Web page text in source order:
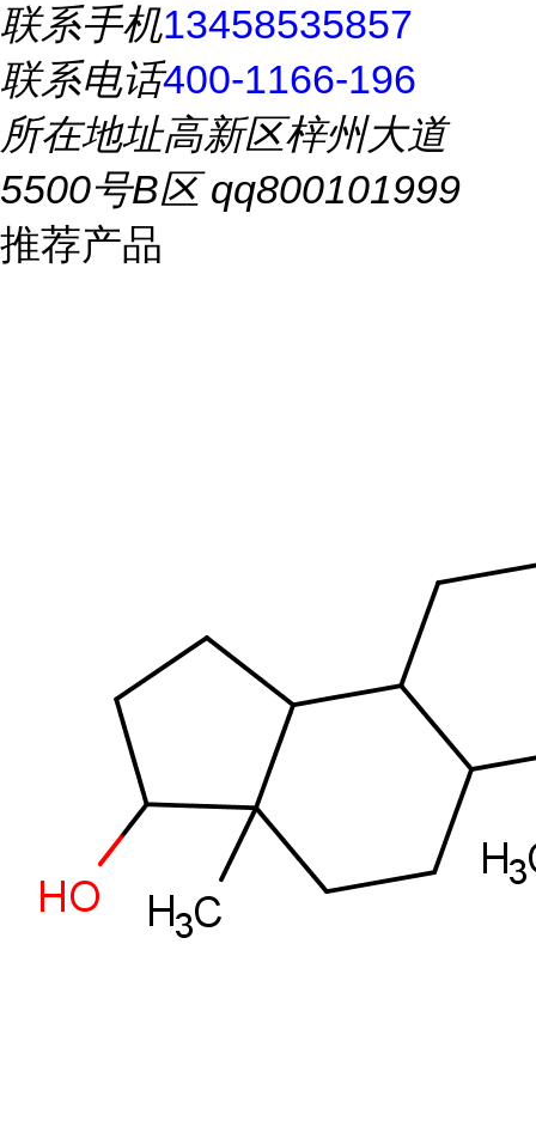
联系手机13458535857
联系电话400-1166-196
所在地址高新区梓州大道
5500号B区 qq800101999
推荐产品